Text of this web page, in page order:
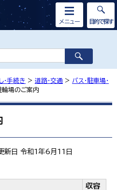
メニュー 目的で探す
・手続き > 道路・交通 > バス・駐車場・
場のご案内
日 令和1年6月11日
収容